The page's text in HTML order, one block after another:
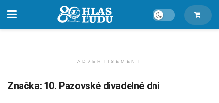
ADVERTISEMENT
Značka: 10. Pazovské divadelné dni